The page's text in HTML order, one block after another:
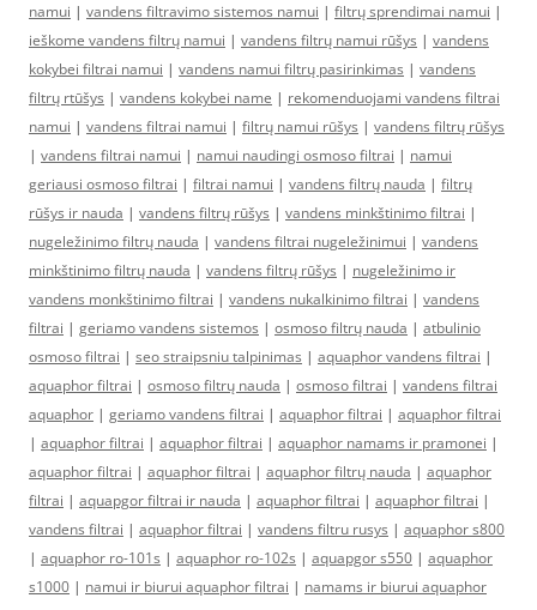
namui | vandens filtravimo sistemos namui | filtrų sprendimai namui |
ieškome vandens filtrų namui | vandens filtrų namui rūšys | vandens
kokybei filtrai namui | vandens namui filtrų pasirinkimas | vandens
filtrų rtūšys | vandens kokybei name | rekomenduojami vandens filtrai
namui | vandens filtrai namui | filtrų namui rūšys | vandens filtrų rūšys
| vandens filtrai namui | namui naudingi osmoso filtrai | namui
geriausi osmoso filtrai | filtrai namui | vandens filtrų nauda | filtrų
rūšys ir nauda | vandens filtrų rūšys | vandens minkštinimo filtrai |
nugeležinimo filtrų nauda | vandens filtrai nugeležinimui | vandens
minkštinimo filtrų nauda | vandens filtrų rūšys | nugeležinimo ir
vandens monkštinimo filtrai | vandens nukalkinimo filtrai | vandens
filtrai | geriamo vandens sistemos | osmoso filtrų nauda | atbulinio
osmoso filtrai | seo straipsniu talpinimas | aquaphor vandens filtrai |
aquaphor filtrai | osmoso filtrų nauda | osmoso filtrai | vandens filtrai
aquaphor | geriamo vandens filtrai | aquaphor filtrai | aquaphor filtrai
| aquaphor filtrai | aquaphor filtrai | aquaphor namams ir pramonei |
aquaphor filtrai | aquaphor filtrai | aquaphor filtrų nauda | aquaphor
filtrai | aquapgor filtrai ir nauda | aquaphor filtrai | aquaphor filtrai |
vandens filtrai | aquaphor filtrai | vandens filtru rusys | aquaphor s800
| aquaphor ro-101s | aquaphor ro-102s | aquapgor s550 | aquaphor
s1000 | namui ir biurui aquaphor filtrai | namams ir biurui aquaphor